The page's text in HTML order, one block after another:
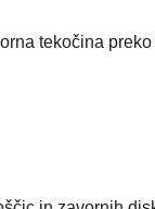
tekočina